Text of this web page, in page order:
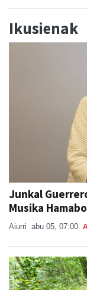
Ikusienak
Junkal
Musika
Aiurri abu 05, 07:00